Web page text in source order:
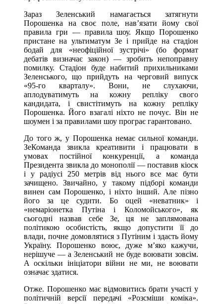
Зараз Зеленський намагається затягнути
Порошенка на своє поле, нав’язати йому свої
правила гри — правила шоу. Якщо Порошенко
пристане на ультиматум Зе і прийде на стадіон
бодай для «неофіційної зустрічі» (бо формат
дебатів визначає закон) — зробить непоправну
помилку. Стадіон буде набитий прихильниками
Зеленського, що прийдуть на черговий випуск
«95-го кварталу». Вони, не слухаючи,
аплодуватимуть на кожну репліку свого
кандидата, і свистітимуть на кожну репліку
Порошенка. Його взагалі ніхто не почує. Він не
шоумен і за правилами шоу програє гарантовано.
До того ж, у Порошенка немає сильної команди.
ЗеКоманда звикла креативити і працювати в
умовах постійної конкуренції, а команда
Президента звикла до монополії — поставив кіоск
і у радіусі 250 метрів від нього все має бути
зачищено. Звичайно, у такому підборі команди
винен сам Порошенко, і ніхто інший. Але пізно
його за це судити. Бо оцей «неватник» і
«немаріонетка Путіна і Коломойського», як
сьогодні назвав себе Зе, ця не заплямована
політикою особистість, якщо допустити її до
влади, почне домовлятися з Путіним і здасть йому
Україну. Порошенко воює, дуже м’яко кажучи,
нерішуче — а Зеленський не буде воювати зовсім.
А оскільки ініціатори війни не ми, не воювати
означає здатися.
Отже. Порошенко має відмовитись брати участі у
політичній версії передачі «Розсміши коміка».